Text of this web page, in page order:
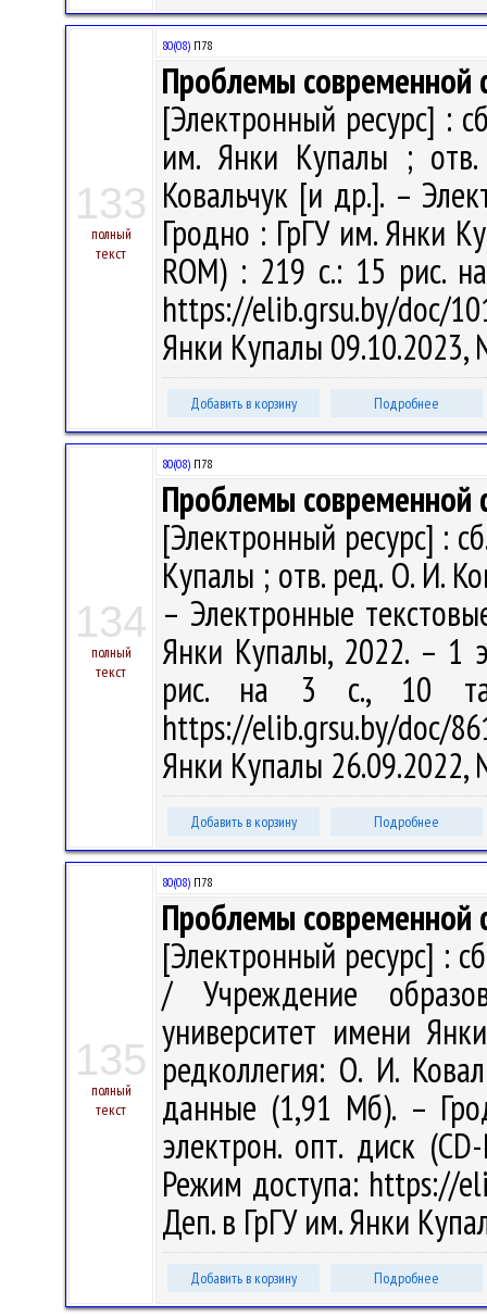
133
полный
текст
80(08) П78
Проблемы современной
[Электронный ресурс] :
им. Янки Купалы ;
Ковальчук [и др.]. –
Гродно : ГрГУ им. Янки
ROM) : 219 с.: 15 рис.
https://elib.grsu.by/doc/
Янки Купалы
Добавить в корзину Подробнее
134
полный
текст
80(08) П78
Проблемы современной
[Электронный ресурс] :
Купалы ; отв. ред. О. И.
– Электронные
Янки Купалы, 2022. – 1
рис. на 3 с., 10
https://elib.grsu.by/doc/
Янки Купалы
Добавить в корзину Подробнее
135
полный
текст
80(08) П78
Проблемы современной
[Электронный ресурс] :
/ Учреждение
университет имени
редколлегия: О. И.
данные (1,91 Мб). –
электрон. опт. диск
Режим доступа: https://
Деп. в ГрГУ им. Янки
Добавить в корзину Подробнее